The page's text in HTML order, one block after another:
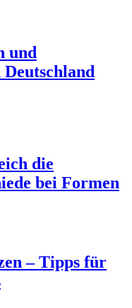
und
die
bei Formen
– Tipps für